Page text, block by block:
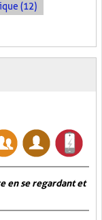
(12)
en se regardant et